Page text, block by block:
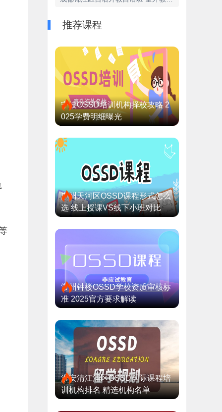
推荐课程
宁波OSSD培训机构择校攻略 2
025学费明细曝光
广州天河区OSSD课程形式怎么
选 线上授课VS线下小班对比
常州钟楼OSSD学校资质审核标
准 2025官方要求解读
淮安清江浦区OSSD国际课程培
训机构排名 精选机构名单